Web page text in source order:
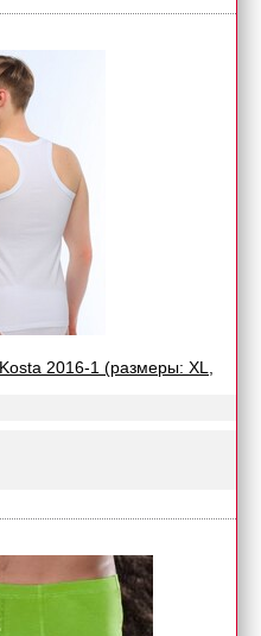
2016-1 (размеры: XL,